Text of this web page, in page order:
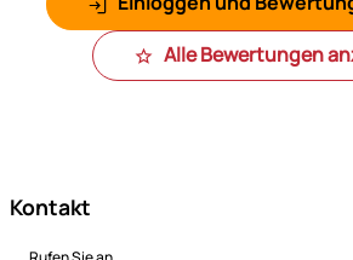
Alle Bewertungen
Kontakt